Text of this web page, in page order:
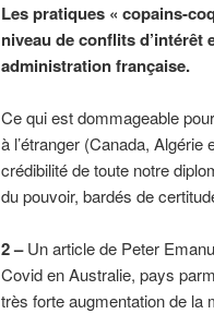
Les pratiques « copains-
niveau de conflits
administration française.
Ce qui est dommageable
à l’étranger (Canada,
crédibilité de toute notre
du pouvoir, bardés de
2 –Un article de Peter
Covid en Australie, pays
très forte augmentation de la